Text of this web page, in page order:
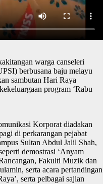
warga canseleri
berbusana baju melayu
sambutan Hari Raya
program ‘Rabu
Korporat diadakan
di perkarangan pejabat
Sultan Abdul Jalil Shah,
demostrasi ‘Anyam
Fakulti Muzik dan
serta acara pertandingan
serta pelbagai sajian